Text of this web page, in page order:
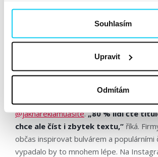
Souhlasím
Upravit
Odmítám
reklamu je až pomyslná třešnička na
Jak získávat zákazníky pomocí
jak takový profilový trychtýř sestavit
@jaknareklamuasite.„80 % lidí čte
chce ale číst i zbytek textu,“ říká.
občas inspirovat bulvárem a populárními
vypadalo by to mnohem lépe. Na